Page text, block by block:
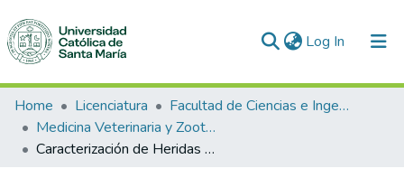
Log In (current)
Communities & Collections
All of DSpace
Home Licenciatura
Facultad de Ciencias e Ingenierías Biológicas y Químicas
Medicina Veterinaria y Zootecnia
Caracterización de Heridas Penetrantes Causada por Proyectiles de Fuego Calibre (9 Mm Corto .380” Auto) y (.38” Spl) a Diferentes Distancias en Tórax de Cadáver de Perro, Arequipa 2018